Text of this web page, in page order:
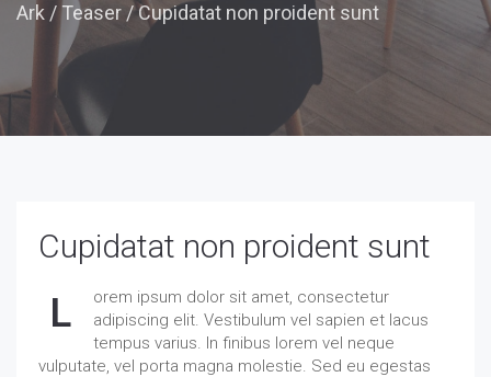
Ark / Teaser /Cupidatat non proident sunt
Cupidatat non proident sunt
L
orem ipsum dolor sit amet, consectetur
adipiscing elit. Vestibulum vel sapien et lacus
tempus varius. In finibus lorem vel neque
vulputate, vel porta magna molestie. Sed eu egestas